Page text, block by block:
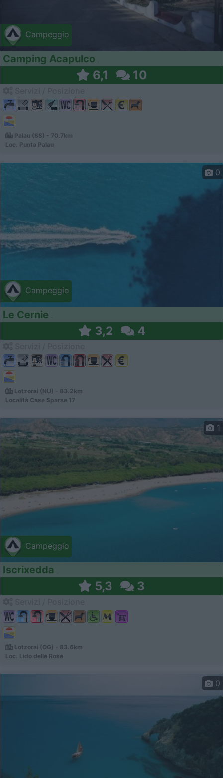
Campeggio
Camping Acapulco
6,1 10
Palau (SS) - 70.7km
Loc. Punta Palau
Campeggio
0
Le Cernie
3,2 4
Lotzorai (NU) - 83.2km
Località Case Sparse 17
Campeggio
1
Iscrixedda
5,3 3
Lotzorai (OG) - 83.6km
Loc. Lido delle Rose
0